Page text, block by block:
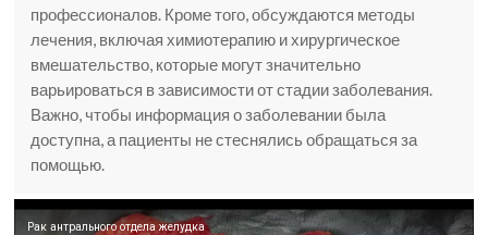
профессионалов. Кроме того, обсуждаются методы
лечения, включая химиотерапию и хирургическое
вмешательство, которые могут значительно
варьироваться в зависимости от стадии заболевания.
Важно, чтобы информация о заболевании была
доступна, а пациенты не стеснялись обращаться за
помощью.
Рак антрального отдела желудка